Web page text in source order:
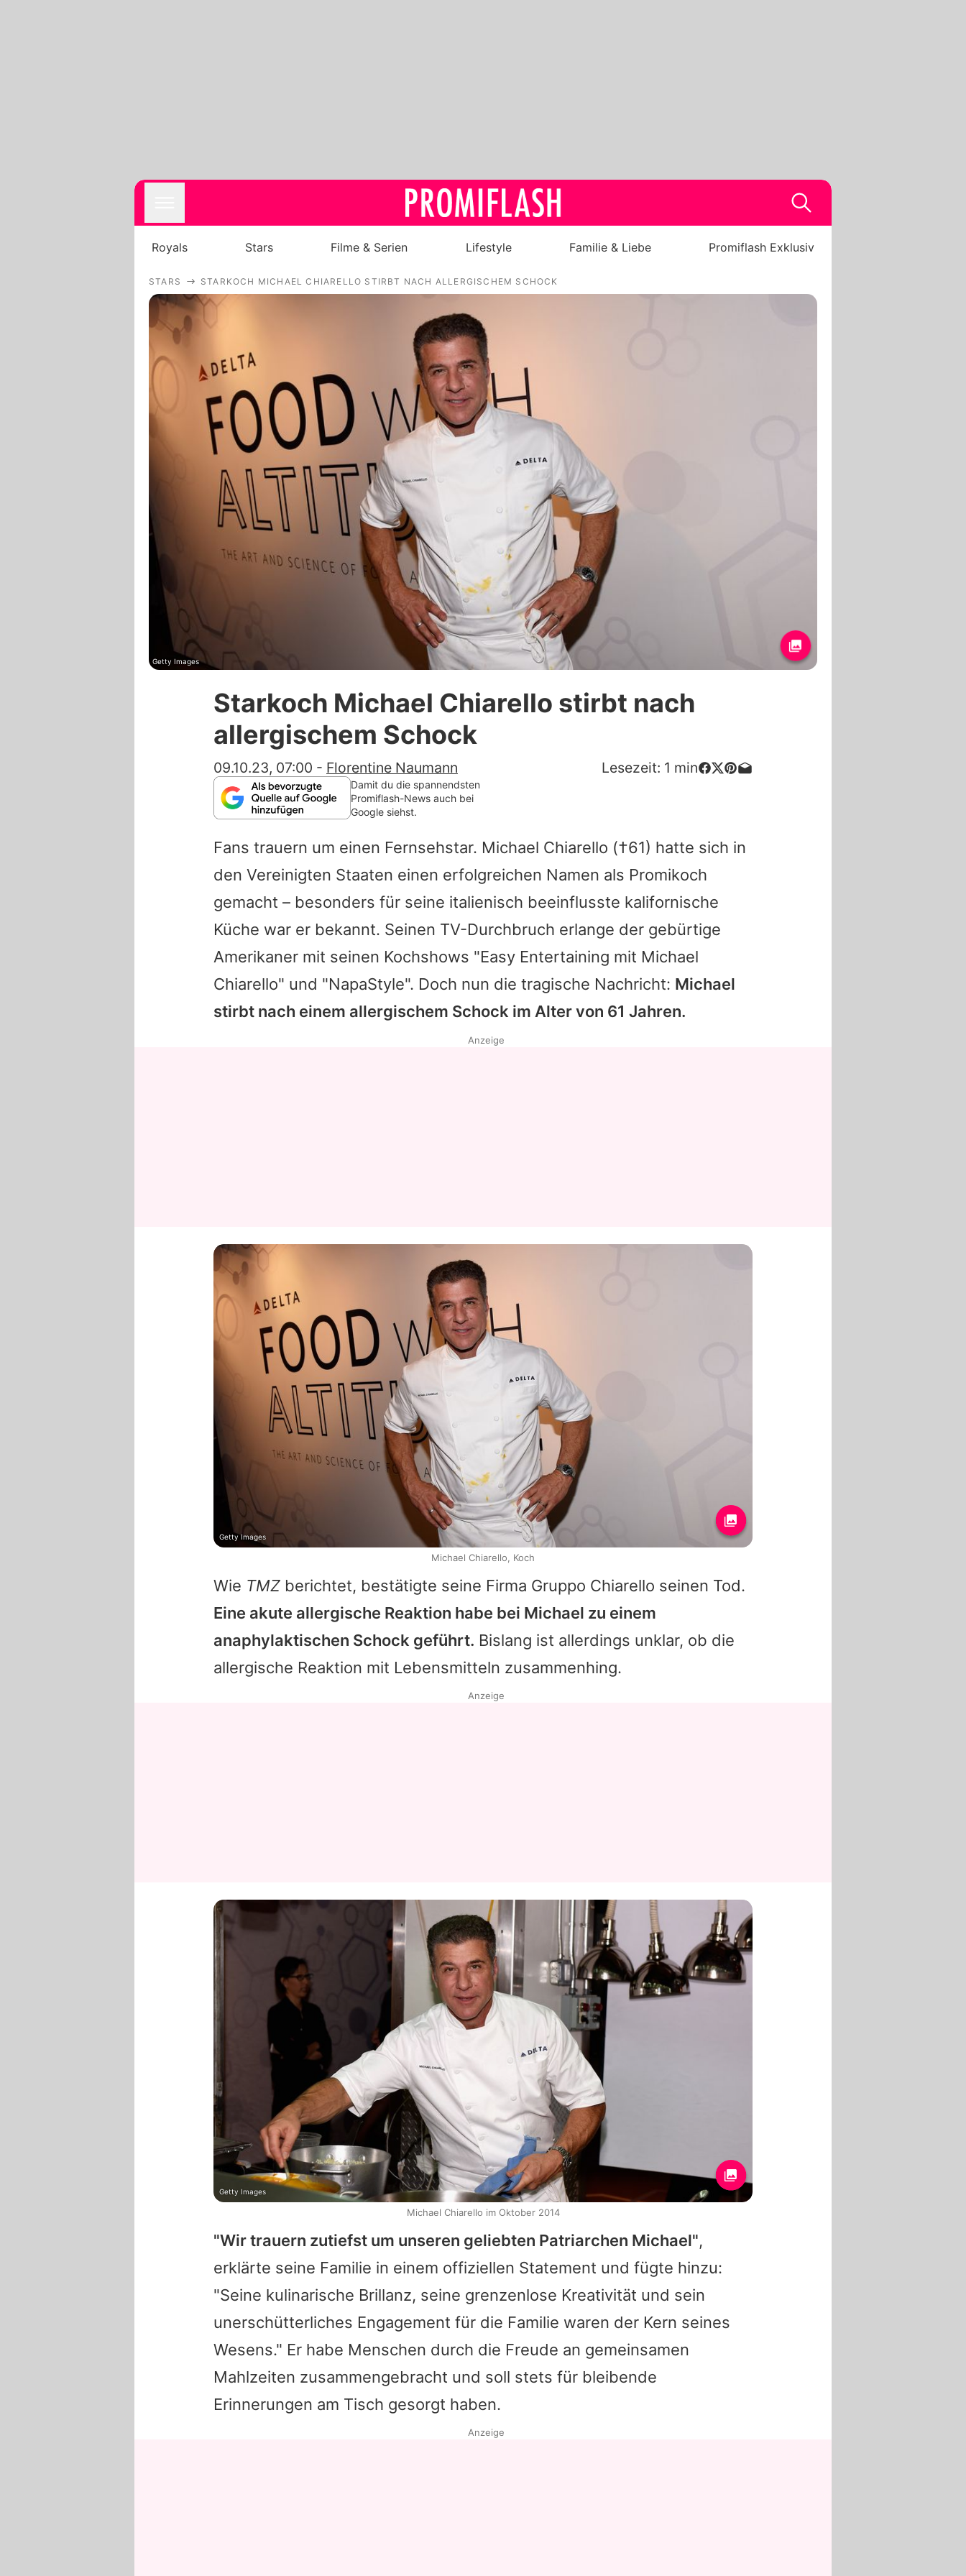
Royals
Stars
Filme & Serien
Lifestyle
Familie & Liebe
Promiflash Exklusiv
Alle Themen auf Promiflash
Jobs
App runterladen
Team
Redaktionelle Richtlinien
Impressum
Datenschutzerklärung
Nutzungsbedingungen
Utiq verwalten
Royals Stars Filme & Serien Lifestyle Familie & Liebe Promiflash Exklusiv
STARS STARKOCH MICHAEL CHIARELLO STIRBT NACH ALLERGISCHEM SCHOCK
Getty Images
Starkoch Michael Chiarello stirbt nach
allergischem Schock
09.10.23, 07:00 - Florentine Naumann Lesezeit: 1 min
Damit du die spannendsten
Promiflash-News auch bei
Google siehst.
Fans trauern um einen Fernsehstar. Michael Chiarello (†61) hatte sich in
den Vereinigten Staaten einen erfolgreichen Namen als Promikoch
gemacht – besonders für seine italienisch beeinflusste kalifornische
Küche war er bekannt. Seinen TV-Durchbruch erlange der gebürtige
Amerikaner mit seinen Kochshows "Easy Entertaining mit Michael
Chiarello" und "NapaStyle". Doch nun die tragische Nachricht: Michael
stirbt nach einem allergischem Schock im Alter von 61 Jahren.
Wie TMZ berichtet, bestätigte seine Firma Gruppo Chiarello seinen Tod.
Eine akute allergische Reaktion habe bei Michael zu einem
anaphylaktischen Schock geführt. Bislang ist allerdings unklar, ob die
allergische Reaktion mit Lebensmitteln zusammenhing.
"Wir trauern zutiefst um unseren geliebten Patriarchen Michael",
erklärte seine Familie in einem offiziellen Statement und fügte hinzu:
"Seine kulinarische Brillanz, seine grenzenlose Kreativität und sein
unerschütterliches Engagement für die Familie waren der Kern seines
Wesens." Er habe Menschen durch die Freude an gemeinsamen
Mahlzeiten zusammengebracht und soll stets für bleibende
Erinnerungen am Tisch gesorgt haben.
Anzeige
Getty Images
Michael Chiarello, Koch
Anzeige
Getty Images
Michael Chiarello im Oktober 2014
Anzeige